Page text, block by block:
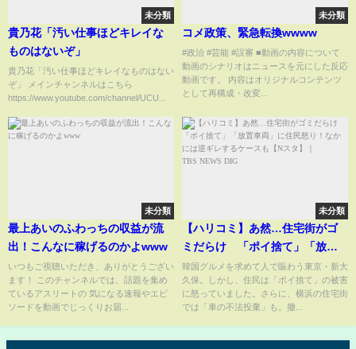
未分類
貴乃花「汚い仕事ほどキレイな
ものはないぞ」
貴乃花「汚い仕事ほどキレイなものはない
ぞ」 メインチャンネルはこちら
https://www.youtube.com/channel/UCU...
未分類
コメ政策、緊急転換wwww
#政治 #芸能 #誤審 ■動画の内容について
動画のシナリオはニュースを元にした反応
動画です。 内容はオリジナルコンテンツ
として再構成・改変...
未分類
最上あいのふわっちの収益が流
出！こんなに稼げるのかよwww
いつもご視聴いただき、ありがとうござい
ます！ このチャンネルでは、話題を集め
ているアスリートの 気になる速報やエピ
ソードを動画でじっくりお届...
未分類
【ハリコミ】あ然…住宅街がゴ
ミだらけ 「ポイ捨て」「放置
車両」に住民怒り！なかには逆
ギレするケースも【Nスタ】｜
TBS NEWS DIG
韓国グルメを求めて人で賑わう東京・新大
久保。しかし、住民は「ポイ捨て」の被害
に怒っていました。さらに、横浜の住宅街
では「車の不法投棄」も。撤...